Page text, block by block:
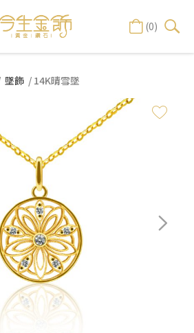
(0)
墜飾 / 14K晴雪墜